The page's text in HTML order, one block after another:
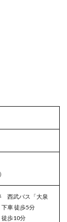
西武バス「大泉
車 徒歩5分
歩10分